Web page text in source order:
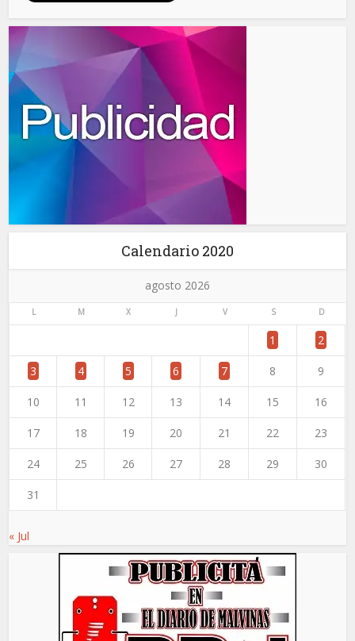
Calendario 2020
agosto 2026
L M X J V S D
1 2
3 4 5 6 7 8 9
10 11 12 13 14 15 16
17 18 19 20 21 22 23
24 25 26 27 28 29 30
31
« Jul